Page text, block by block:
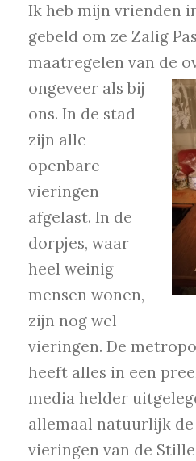
Ik heb mijn vrienden
gebeld om ze Zalig
maatregelen van de
ongeveer als bij
ons. In de stad
zijn alle
openbare
vieringen
afgelast. In de
dorpjes, waar
heel weinig
mensen wonen,
zijn nog wel
vieringen. De
heeft alles in een
media helder
allemaal natuurlijk
vieringen van de Stille